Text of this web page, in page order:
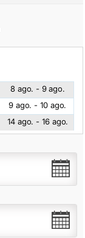
8 ago. - 9 ago.
9 ago. - 10 ago.
14 ago. - 16 ago.